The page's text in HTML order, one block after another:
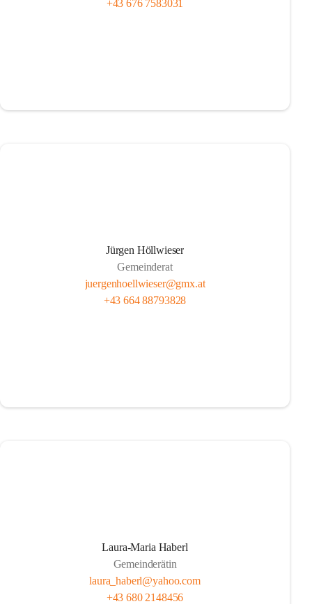
+43 676 7583031
Jürgen Höllwieser
Gemeinderat
juergenhoellwieser@gmx.at
+43 664 88793828
Laura-Maria Haberl
Gemeinderätin
laura_haberl@yahoo.com
+43 680 2148456